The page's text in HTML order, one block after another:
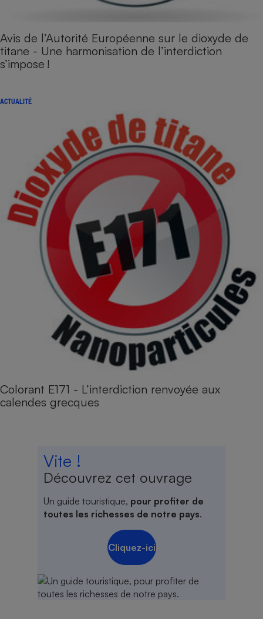
Avis de l’Autorité Européenne sur le dioxyde de
titane - Une harmonisation de l’interdiction
s’impose !
ACTUALITÉ
Colorant E171 - L’interdiction renvoyée aux
calendes grecques
Vite !
Découvrez cet ouvrage
Un guide touristique, pour profiter de
toutes les richesses de notre pays.
Cliquez-ici